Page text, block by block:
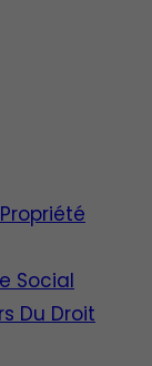
Social
Du Droit